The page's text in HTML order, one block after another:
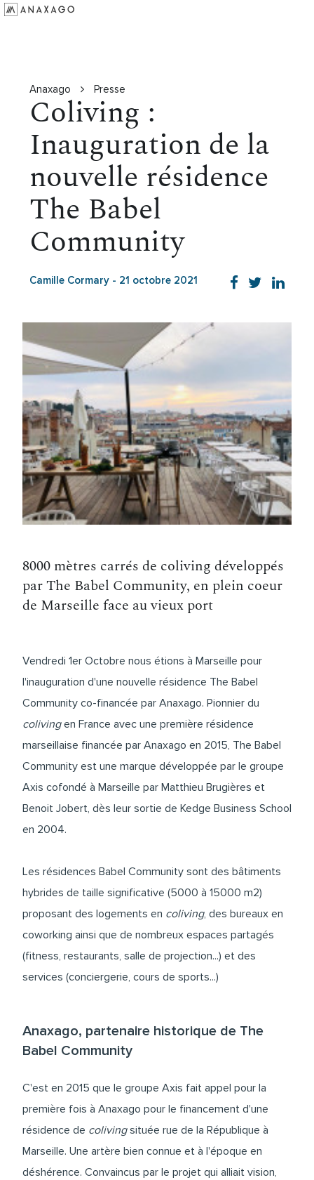
Ressources
Anaxago Presse
Coliving :
Inauguration de la
nouvelle résidence
The Babel
Community
Camille Cormary - 21 octobre 2021
8000 mètres carrés de coliving développés
par The Babel Community, en plein coeur
de Marseille face au vieux port
Vendredi 1er Octobre nous étions à Marseille pour
l'inauguration d'une nouvelle résidence The Babel
Community co-financée par Anaxago. Pionnier du
colivingen France avec une première résidence
marseillaise financée par Anaxago en 2015, The Babel
Community est une marque développée par le groupe
Axis cofondé à Marseille par Matthieu Brugières et
Benoit Jobert, dès leur sortie de Kedge Business School
en 2004.
Les résidences Babel Community sont des bâtiments
hybrides de taille significative (5000 à 15000 m2)
proposant des logements en coliving, des bureaux en
coworking ainsi que de nombreux espaces partagés
(fitness, restaurants, salle de projection...) et des
services (conciergerie, cours de sports...)
Anaxago, partenaire historique de The
Babel Community
C'est en 2015 que le groupe Axis fait appel pour la
première fois à Anaxago pour le financement d'une
résidence de colivingsituée rue de la République à
Marseille. Une artère bien connue et à l'époque en
déshérence. Convaincus par le projet qui alliait vision,